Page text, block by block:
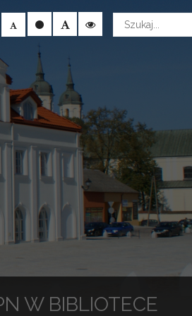
Wyszukaj
W BIBLIOTECE